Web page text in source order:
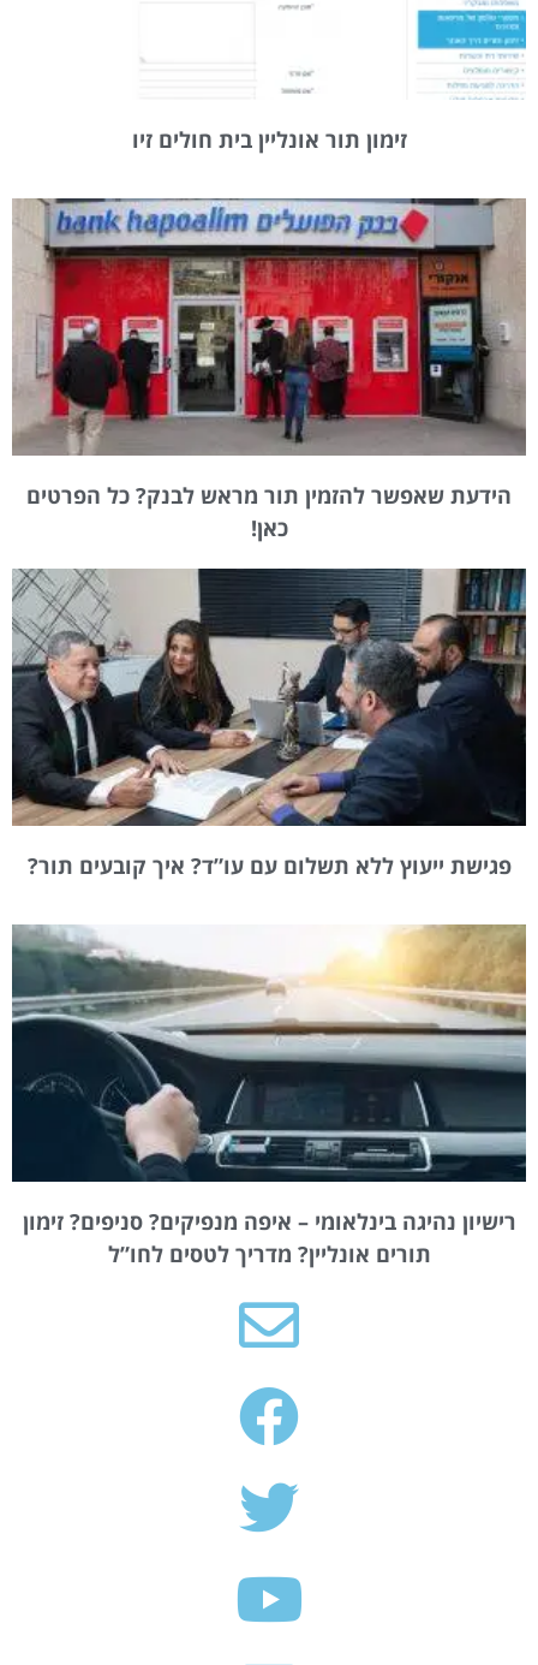
זימון תור אונליין בית חולים זיו
הידעת שאפשר להזמין תור מראש לבנק? כל הפרטים
כאן!
פגישת ייעוץ ללא תשלום עם עו”ד? איך קובעים תור?
רישיון נהיגה בינלאומי – איפה מנפיקים? סניפים? זימון
תורים אונליין? מדריך לטסים לחו”ל